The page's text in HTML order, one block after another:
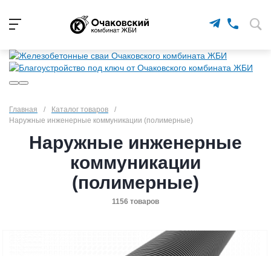
Главная / Каталог товаров
/
Наружные инженерные коммуникации (полимерные)
Наружные инженерные
коммуникации
(полимерные)
1156 товаров